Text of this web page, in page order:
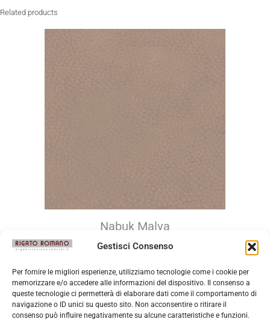
Gestisci Consenso
Per fornire le migliori esperienze, utilizziamo tecnologie come i cookie per
memorizzare e/o accedere alle informazioni del dispositivo. Il consenso a
queste tecnologie ci permetterà di elaborare dati come il comportamento di
navigazione o ID unici su questo sito. Non acconsentire o ritirare il
consenso può influire negativamente su alcune caratteristiche e funzioni.
Related products
Nabuk Malva